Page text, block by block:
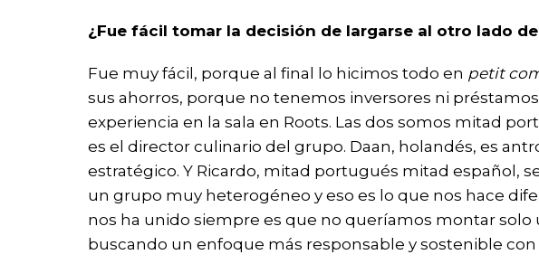
¿Fue fácil tomar la decisión de largarse al otro lado
Fue muy fácil, porque al final lo hicimos todo en petit
sus ahorros, porque no tenemos inversores ni
experiencia en la sala en Roots. Las dos somos mitad
es el director culinario del grupo. Daan, holandés, es
estratégico. Y Ricardo, mitad portugués mitad español,
un grupo muy heterogéneo y eso es lo que nos hace
nos ha unido siempre es que no queríamos montar
buscando un enfoque más responsable y sostenible